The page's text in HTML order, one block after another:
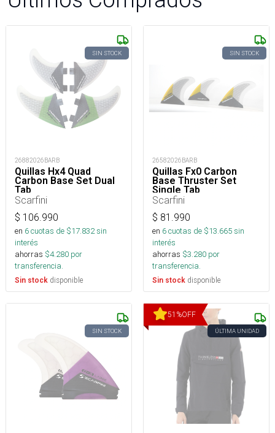
SIN STOCK
26882026BARB
Quillas Hx4 Quad
Carbon Base Set Dual
Tab
Scarfini
$ 106.990
en 6cuotas de $17.832sin
interés
ahorras $4.280 por
transferencia.
Sin stock disponible
SIN STOCK
26582026BARB
Quillas Fx0 Carbon
Base Thruster Set
Single Tab
Scarfini
$ 81.990
en 6cuotas de $13.665sin
interés
ahorras $3.280 por
transferencia.
Sin stock disponible
SIN STOCK
51 %OFF
ÚLTIMA UNIDAD